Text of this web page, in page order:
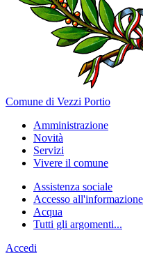
Comune di Vezzi Portio
Amministrazione
Novità
Servizi
Vivere il comune
Assistenza sociale
Accesso all'informazione
Acqua
Tutti gli argomenti...
Accedi